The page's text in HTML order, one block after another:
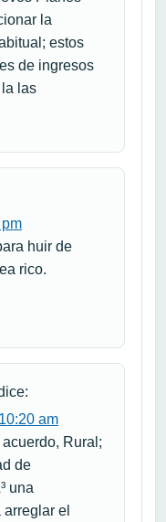
la
estos
de ingresos
las
huir de
rico.
am
Rural;
de
una
el